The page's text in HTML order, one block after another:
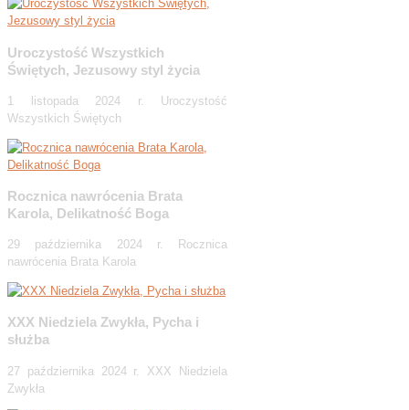
Uroczystość Wszystkich
Świętych, Jezusowy styl życia
1 listopada 2024 r. Uroczystość
Wszystkich Świętych
Rocznica nawrócenia Brata
Karola, Delikatność Boga
29 października 2024 r. Rocznica
nawrócenia Brata Karola
XXX Niedziela Zwykła, Pycha i
służba
27 października 2024 r. XXX Niedziela
Zwykła